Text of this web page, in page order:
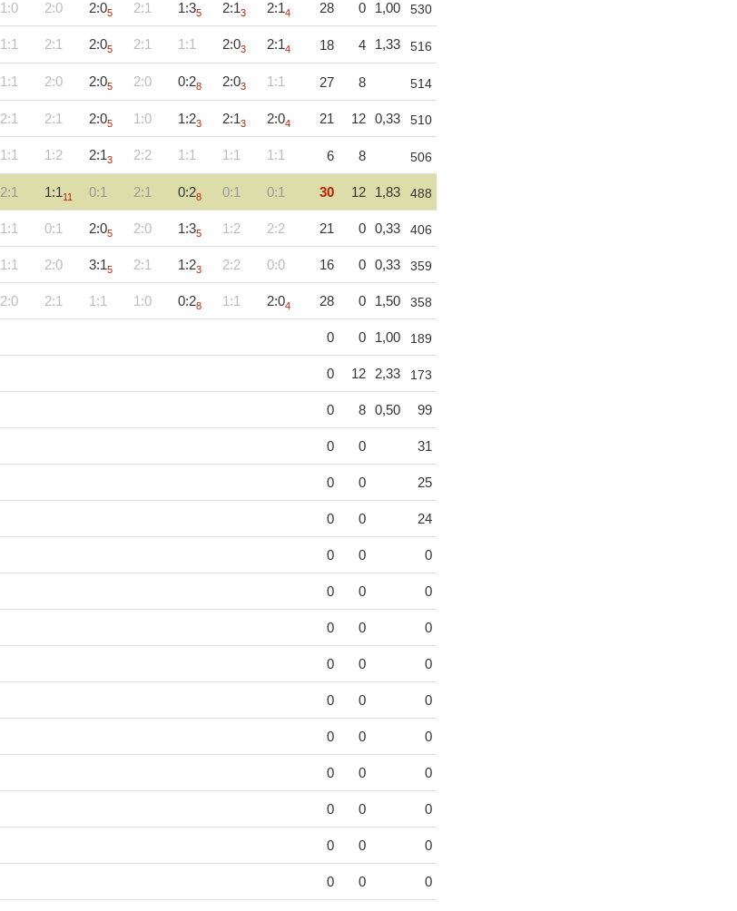
1:0 2:0 2:05 2:1 1:35 2:13 2:14 28 0 1,00 530
1:1 2:1 2:05 2:1 1:1 2:03 2:14 18 4 1,33 516
1:1 2:0 2:05 2:0 0:28 2:03 1:1 27 8 514
2:1 2:1 2:05 1:0 1:23 2:13 2:04 21 12 0,33 510
1:1 1:2 2:13 2:2 1:1 1:1 1:1 6 8 506
2:1 1:111 0:1 2:1 0:28 0:1 0:1 30 12 1,83 488
1:1 0:1 2:05 2:0 1:35 1:2 2:2 21 0 0,33 406
1:1 2:0 3:15 2:1 1:23 2:2 0:0 16 0 0,33 359
2:0 2:1 1:1 1:0 0:28 1:1 2:04 28 0 1,50 358
0 0 1,00 189
0 12 2,33 173
0 8 0,50 99
0 0 31
0 0 25
0 0 24
0 0 0
0 0 0
0 0 0
0 0 0
0 0 0
0 0 0
0 0 0
0 0 0
0 0 0
0 0 0